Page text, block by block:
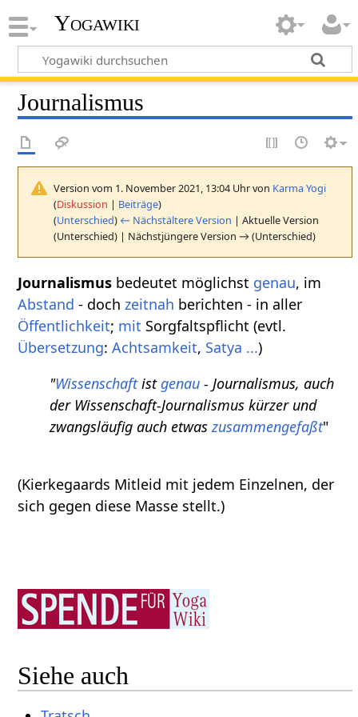
Yogawiki
Journalismus
Version vom 1. November 2021, 13:04 Uhr von Karma Yogi
(Diskussion | Beiträge)
(Unterschied) ← Nächstältere Version | Aktuelle Version
(Unterschied) | Nächstjüngere Version → (Unterschied)
Journalismus bedeutet möglichst genau, im
Abstand - dochzeitnah berichten - in aller
Öffentlichkeit; mit Sorgfaltspflicht (evtl.
Übersetzung:Achtsamkeit, Satya ...)
"Wissenschaftistgenau - Journalismus, auch
der Wissenschaft-Journalismus kürzer und
zwangsläufig auch etwaszusammengefaßt"
(Kierkegaards Mitleid mit jedem Einzelnen, der
sich gegen diese Masse stellt.)
Siehe auch